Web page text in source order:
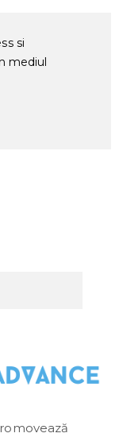
si
mediul